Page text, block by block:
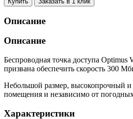
Описание
Описание
Беспроводная точка доступа
призвана обеспечить скорость 300
Небольшой размер, высокопрочный и
помещения и независимо от
Характеристики